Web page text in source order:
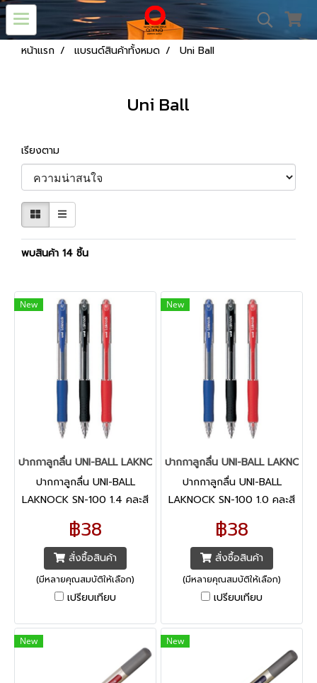
หน้าแรก แบรนด์สินค้าทั้งหมด Uni Ball
Uni Ball
เรียงตาม
พบสินค้า 14 ชิ้น
New
ปากกาลูกลื่น UNI-BALL LAKNOCK SN-100 1.4
ปากกาลูกลื่น UNI-BALL
LAKNOCK SN-100 1.4 คละสี
฿38
สั่งซื้อสินค้า
(มีหลายคุณสมบัติให้เลือก)
เปรียบเทียบ
New
ปากกาลูกลื่น UNI-BALL
ปากกาลูกลื่น UNI-BALL
LAKNOCK SN-100 1.0 คละสี
฿38
สั่งซื้อสินค้า
(มีหลายคุณสมบัติให้เลือก)
เปรียบเทียบ
New New